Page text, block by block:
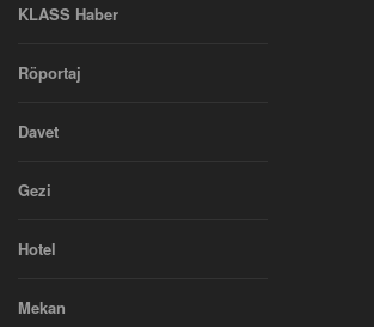
KLASS Haber
Röportaj
Davet
Gezi
Hotel
Mekan